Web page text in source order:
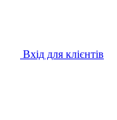
Вхід для клієнтів